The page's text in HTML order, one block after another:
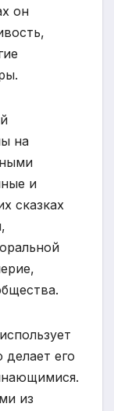
он
на
и
сказках
его
из